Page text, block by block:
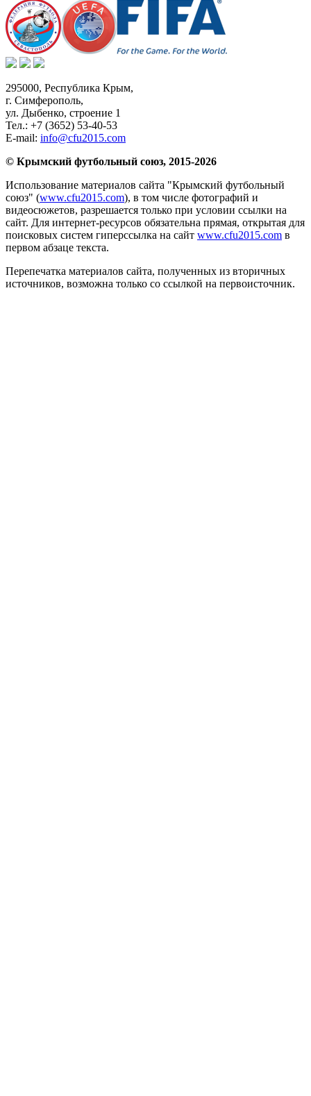
295000, Республика Крым,
г. Симферополь,
ул. Дыбенко, строение 1
Тел.: +7 (3652) 53-40-53
E-mail: info@cfu2015.com
© Крымский футбольный союз, 2015-2026
Использование материалов сайта "Крымский футбольный
союз" (www.cfu2015.com), в том числе фотографий и
видеосюжетов, разрешается только при условии ссылки на
сайт. Для интернет-ресурсов обязательна прямая, открытая для
поисковых систем гиперссылка на сайт www.cfu2015.com в
первом абзаце текста.
Перепечатка материалов сайта, полученных из вторичных
источников, возможна только со ссылкой на первоисточник.